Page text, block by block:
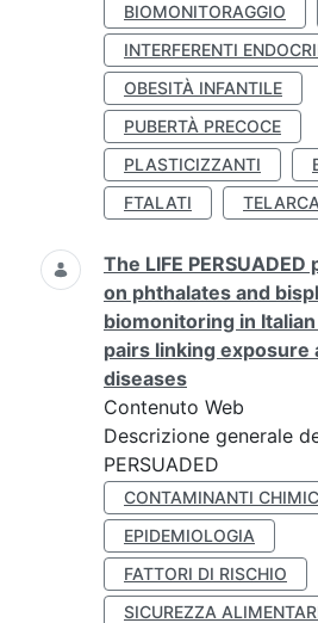
BIOMONITORAGGIO
INTERFERENTI
OBESITÀ INFANTILE
PUBERTÀ PRECOCE
PLASTICIZZANTI
FTALATI
The LIFE
on phthalates and
biomonitoring in
pairs linking exposure
diseases
Contenuto Web
Descrizione generale
PERSUADED
CONTAMINANTI
EPIDEMIOLOGIA
FATTORI DI RISCHIO
SICUREZZA